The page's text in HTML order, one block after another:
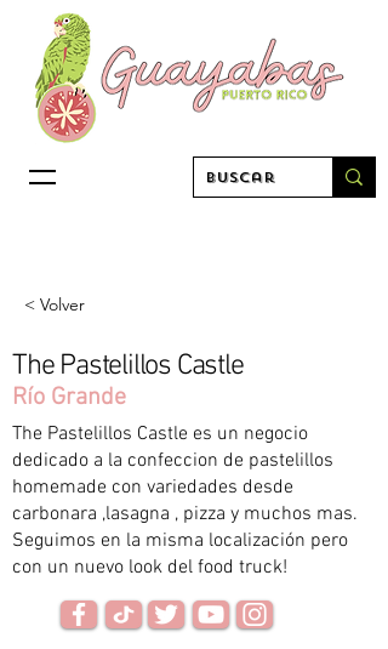
< Volver
The Pastelillos Castle
Río Grande
The Pastelillos Castle es un negocio
dedicado a la confeccion de pastelillos
homemade con variedades desde
carbonara ,lasagna , pizza y muchos mas.
Seguimos en la misma localización pero
con un nuevo look del food truck!